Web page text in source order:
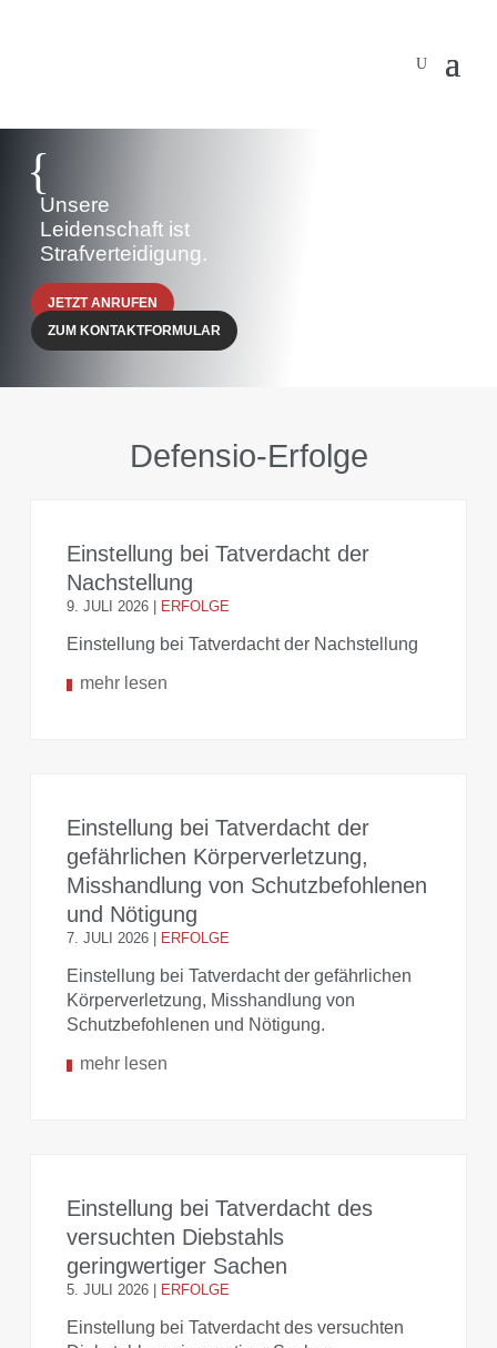
{
Unsere
Leidenschaft ist
Strafverteidigung.
JETZT ANRUFEN
ZUM KONTAKTFORMULAR
Defensio-Erfolge
Einstellung bei Tatverdacht der
Nachstellung
9. JULI 2026 ERFOLGE
Einstellung bei Tatverdacht der Nachstellung
mehr lesen
Einstellung bei Tatverdacht der
gefährlichen Körperverletzung,
Misshandlung von Schutzbefohlenen
und Nötigung
7. JULI 2026 ERFOLGE
Einstellung bei Tatverdacht der gefährlichen
Körperverletzung, Misshandlung von
Schutzbefohlenen und Nötigung.
mehr lesen
Einstellung bei Tatverdacht des
versuchten Diebstahls
geringwertiger Sachen
5. JULI 2026 ERFOLGE
Einstellung bei Tatverdacht des versuchten